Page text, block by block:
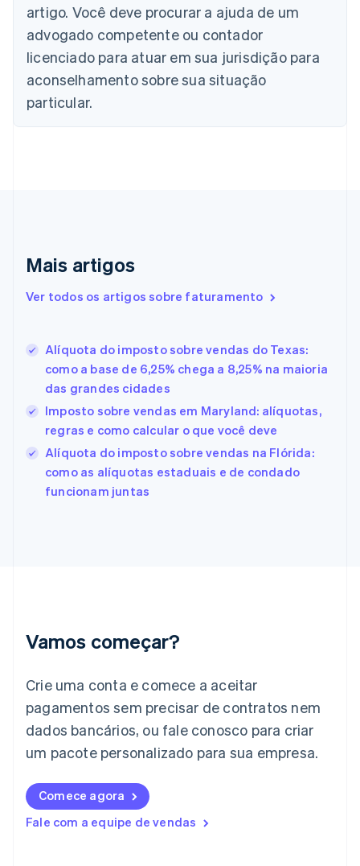
artigo. Você deve procurar a ajuda de um
advogado competente ou contador
licenciado para atuar em sua jurisdição para
aconselhamento sobre sua situação
particular.
Mais artigos
Ver todos os artigos sobre faturamento
Alíquota do imposto sobre vendas do Texas:
como a base de 6,25% chega a 8,25% na maioria
das grandes cidades
Imposto sobre vendas em Maryland: alíquotas,
regras e como calcular o que você deve
Alíquota do imposto sobre vendas na Flórida:
como as alíquotas estaduais e de condado
funcionam juntas
Vamos começar?
Crie uma conta e comece a aceitar
pagamentos sem precisar de contratos nem
dados bancários, ou fale conosco para criar
um pacote personalizado para sua empresa.
Comece agora
Fale com a equipe de vendas
NederlandsFrançaisDeutsch English
Brasil
Português English
Bulgária
English
Canadá
EnglishFrançais
China continental
Emirados Árabes Unidos
English
Eslováquia
Espanha
EspañolEnglish
Estados Unidos
Español
Estônia
English
Finlândia
EnglishSvenska
França
English
Irlanda
Itália
English
Japão
日本語English
Letônia
Liechtenstein
Deutsch English
Lituânia
English